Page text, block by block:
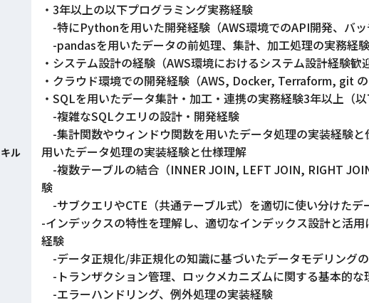
ル
・3年以上の以下プログラミング実務経験
-特にPythonを用いた開発経験（AWS環境でのAPI開発、バッ
-pandasを用いたデータの前処理、集計、加工処理の実務経験
・システム設計の経験（AWS環境におけるシステム設計経験歓迎
・クラウド環境での開発経験（AWS, Docker, Terraform, git の
・SQLを用いたデータ集計・加工・連携の実務経験3年以上（以
-複雑なSQLクエリの設計・開発経験
-集計関数やウィンドウ関数を用いたデータ処理の実装経験
用いたデータ処理の実装経験と仕様理解
-複数テーブルの結合（INNER JOIN, LEFT JOIN, RIGHT
験
-サブクエリやCTE（共通テーブル式）を適切に使い分けた
-インデックスの特性を理解し、適切なインデックス設計と活
経験
-データ正規化/非正規化の知識に基づいたデータモデリング
-トランザクション管理、ロックメカニズムに関する基本的な
-エラーハンドリング、例外処理の実装経験